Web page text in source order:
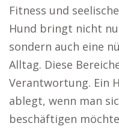
Fitness und
Hund bringt nicht
sondern auch eine
Alltag. Diese
Verantwortung. Ein
ablegt, wenn man
beschäftigen